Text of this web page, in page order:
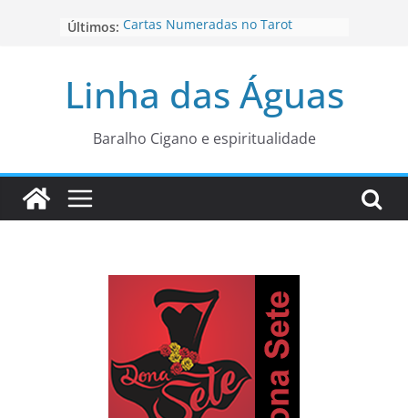
Últimos: Cartas Numeradas no Tarot
para está fase
Os Naipes no Tarot
Cartas da Corte no Tarot
Linha das Águas
Baralho Cigano e espiritualidade